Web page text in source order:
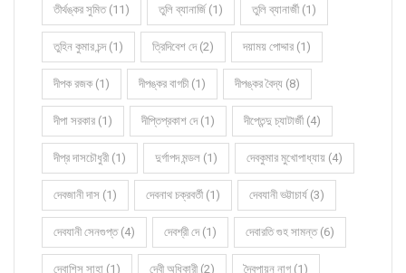
তীর্থঙ্কর সুমিত (11) তুলি ব্যানার্জি (1) তুলি ব্যানার্জী (1)
তুহিন কুমার চন্দ (1) ত্রিদিবেশ দে (2) দয়াময় পোদ্দার (1)
দীপক রজক (1) দীপঙ্কর বাগচী (1) দীপঙ্কর বৈদ্য (8)
দীপা সরকার (1) দীপ্তিপ্রকাশ দে (1) দীপ্তেন্দু চ্যাটার্জী (4)
দীপ্র দাসচৌধুরী (1) দুর্গাপদ মন্ডল (1) দেবকুমার মুখোপাধ্যায় (4)
দেবজানী দাস (1) দেবনাথ চক্রবর্তী (1) দেবযানী ভট্টাচার্য (3)
দেবযানী সেনগুপ্ত (4) দেবশ্রী দে (1) দেবারতি গুহ সামন্ত (6)
দেবাশিস সাহা (1) দেবী অধিকারী (2) দ্বৈপায়ন নাগ (1)